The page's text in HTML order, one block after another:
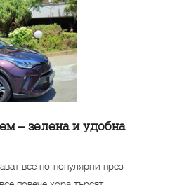
– зелена и удобна
все по-популярни през